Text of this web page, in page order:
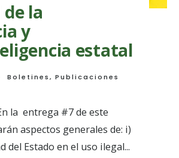
la
y
estatal
Boletines, Publicaciones
la entrega #7 de este
aspectos generales de: i)
del Estado en el uso ilegal...